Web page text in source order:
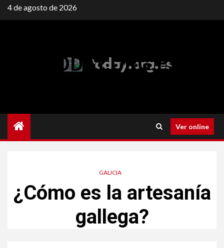
Saltar
al
4 de agosto de 2026
TODAY.ORG.ES
Ver online
GALICIA
¿Cómo es la artesanía
gallega?